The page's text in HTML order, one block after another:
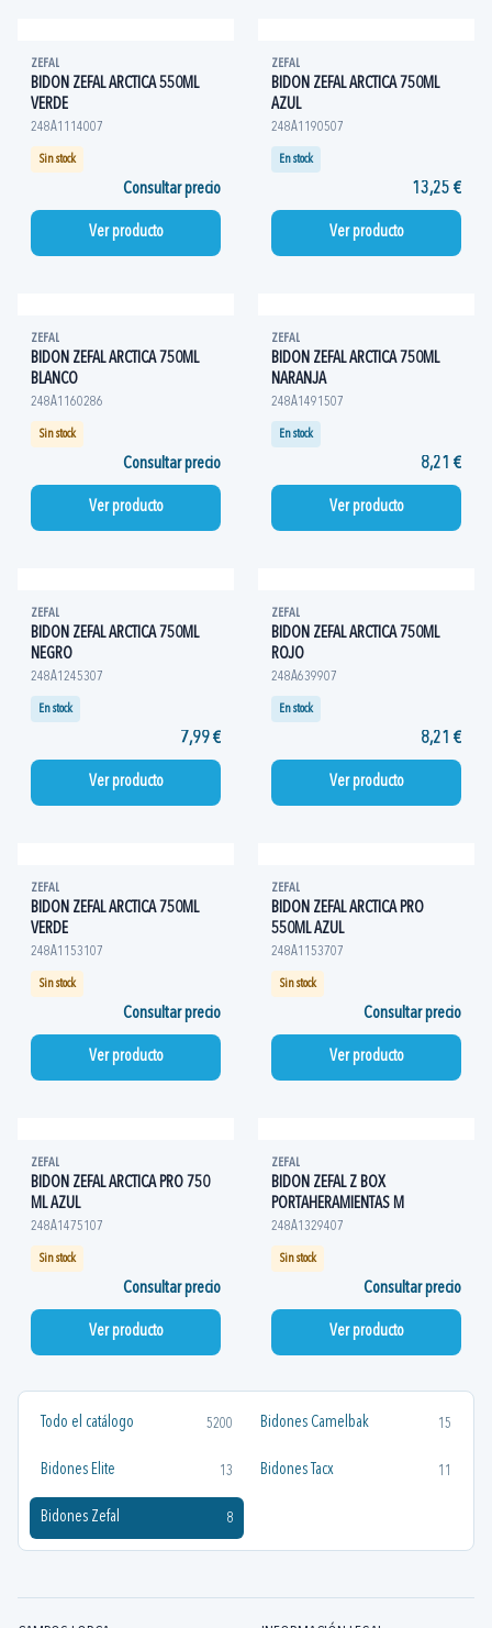
Todo el catálogo 5200 Bidones Camelbak 15
Bidones Elite 13 Bidones Tacx 11
Bidones Zefal 8
ZEFAL
BIDON ZEFAL ARCTICA 550ML
VERDE
248A1114007
Sin stock
Consultar precio
Ver producto
ZEFAL
BIDON ZEFAL ARCTICA 750ML
AZUL
248A1190507
En stock
13,25 €
Ver producto
ZEFAL
BIDON ZEFAL ARCTICA 750ML
BLANCO
248A1160286
Sin stock
Consultar precio
Ver producto
ZEFAL
BIDON ZEFAL ARCTICA 750ML
NARANJA
248A1491507
En stock
8,21 €
Ver producto
ZEFAL
BIDON ZEFAL ARCTICA 750ML
NEGRO
248A1245307
En stock
7,99 €
Ver producto
ZEFAL
BIDON ZEFAL ARCTICA 750ML
ROJO
248A639907
En stock
8,21 €
Ver producto
ZEFAL
BIDON ZEFAL ARCTICA 750ML
VERDE
248A1153107
Sin stock
Consultar precio
Ver producto
ZEFAL
BIDON ZEFAL ARCTICA PRO
550ML AZUL
248A1153707
Sin stock
Consultar precio
Ver producto
ZEFAL
BIDON ZEFAL ARCTICA PRO 750
ML AZUL
248A1475107
Sin stock
Consultar precio
Ver producto
ZEFAL
BIDON ZEFAL Z BOX
PORTAHERAMIENTAS M
248A1329407
Sin stock
Consultar precio
Ver producto